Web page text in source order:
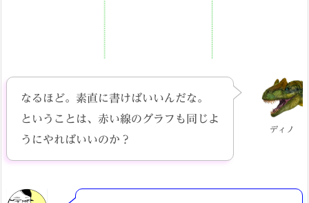
ディノ
なるほど。素直に書けばいいんだな。
ということは、赤い線のグラフも同じよ
うにやればいいのか？